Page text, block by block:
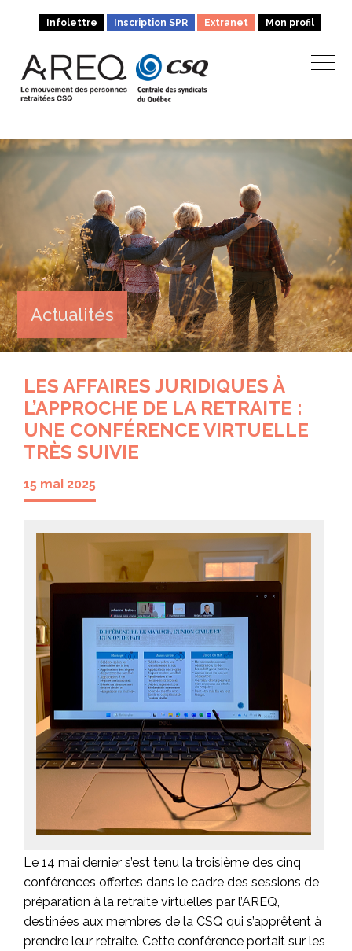
Infolettre Inscription SPR Extranet Mon profil
Actualités
LES AFFAIRES JURIDIQUES À
L’APPROCHE DE LA RETRAITE :
UNE CONFÉRENCE VIRTUELLE
TRÈS SUIVIE
15 mai 2025
Le 14 mai dernier s’est tenu la troisième des cinq
conférences offertes dans le cadre des sessions de
préparation à la retraite virtuelles par l’AREQ,
destinées aux membres de la CSQ qui s’apprêtent à
prendre leur retraite. Cette conférence portait sur les